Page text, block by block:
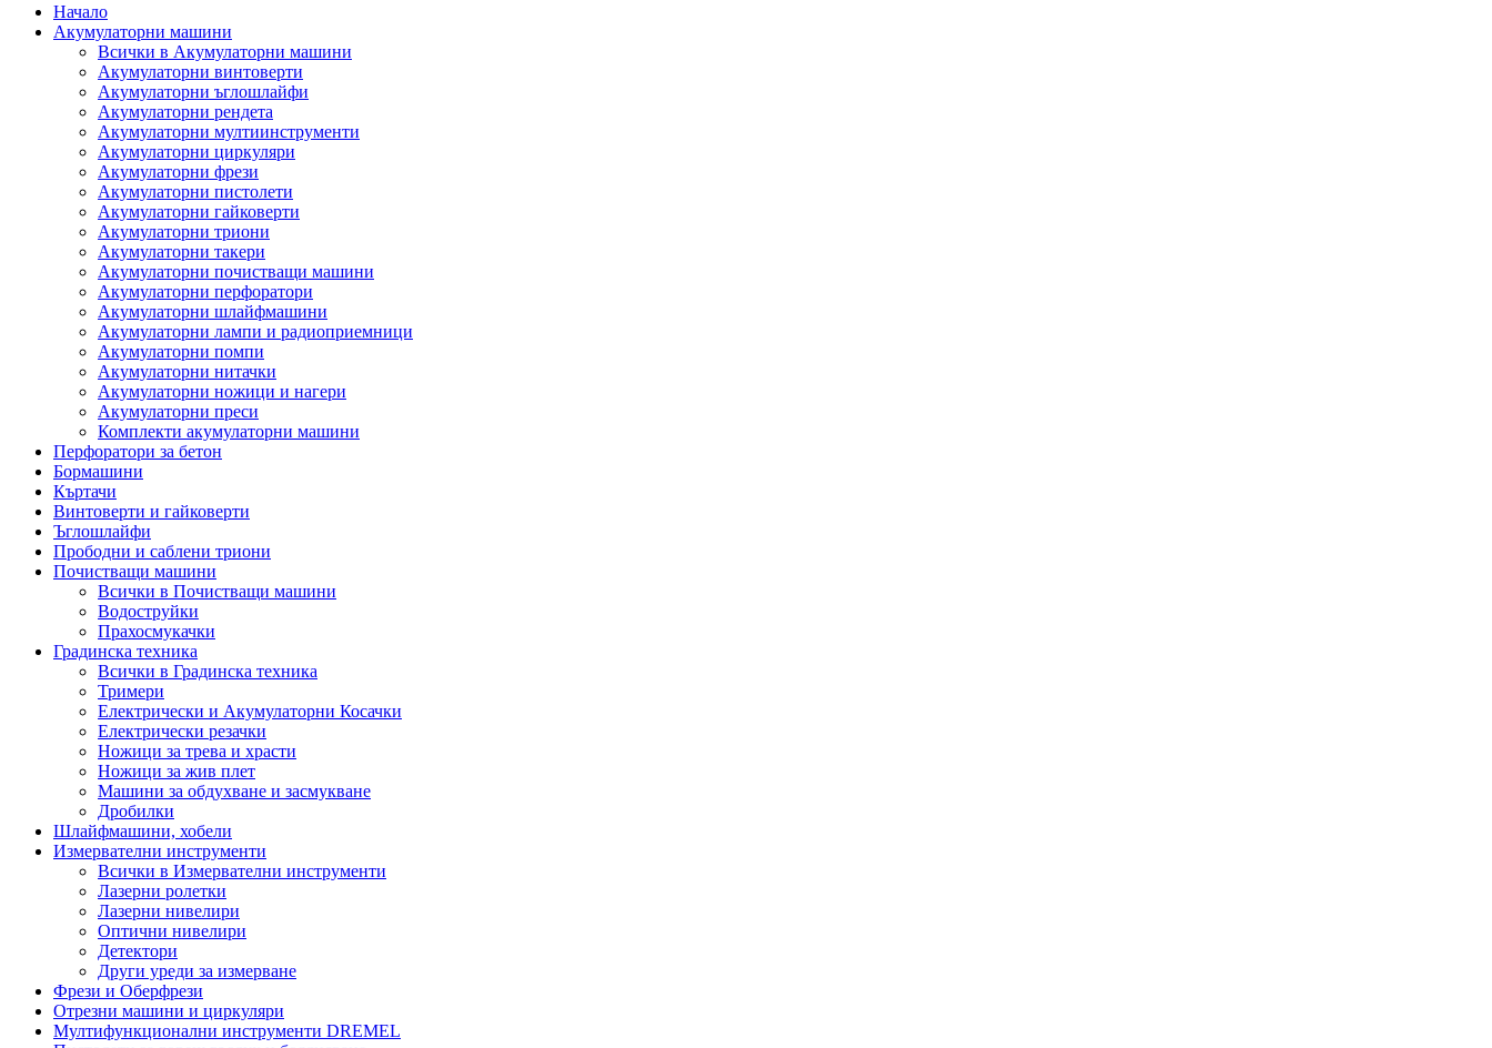
Начало
Акумулаторни машини
Всички в Акумулаторни машини
Акумулаторни винтоверти
Акумулаторни ъглошлайфи
Акумулаторни рендета
Акумулаторни мултиинструменти
Акумулаторни циркуляри
Акумулаторни фрези
Акумулаторни пистолети
Акумулаторни гайковерти
Акумулаторни триони
Акумулаторни такери
Акумулаторни почистващи машини
Акумулаторни перфоратори
Акумулаторни шлайфмашини
Акумулаторни лампи и радиоприемници
Акумулаторни помпи
Акумулаторни нитачки
Акумулаторни ножици и нагери
Акумулаторни преси
Комплекти акумулаторни машини
Перфоратори за бетон
Бормашини
Къртачи
Винтоверти и гайковерти
Ъглошлайфи
Прободни и саблени триони
Почистващи машини
Всички в Почистващи машини
Водоструйки
Прахосмукачки
Градинска техника
Всички в Градинска техника
Тримери
Електрически и Акумулаторни Косачки
Електрически резачки
Ножици за трева и храсти
Ножици за жив плет
Машини за обдухване и засмукване
Дробилки
Шлайфмашини, хобели
Измервателни инструменти
Всички в Измервателни инструменти
Лазерни ролетки
Лазерни нивелири
Оптични нивелири
Детектори
Други уреди за измерване
Фрези и Оберфрези
Отрезни машини и циркуляри
Мултифункционални инструменти DREMEL